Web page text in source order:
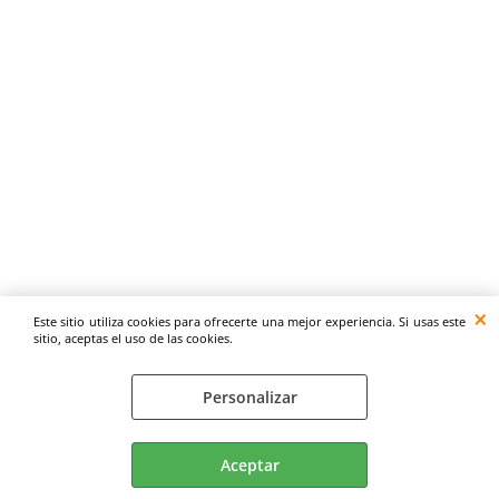
Este sitio utiliza cookies para ofrecerte una mejor experiencia. Si usas este
sitio, aceptas el uso de las cookies.
Personalizar
Aceptar